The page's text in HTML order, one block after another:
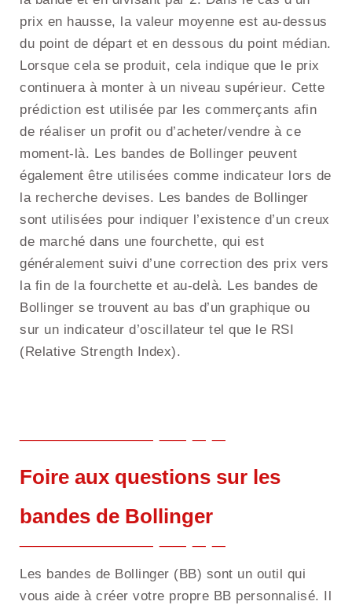
prix en hausse, la valeur moyenne est au-dessus
du point de départ et en dessous du point médian.
Lorsque cela se produit, cela indique que le prix
continuera à monter à un niveau supérieur. Cette
prédiction est utilisée par les commerçants afin
de réaliser un profit ou d’acheter/vendre à ce
moment-là. Les bandes de Bollinger peuvent
également être utilisées comme indicateur lors de
la recherche devises. Les bandes de Bollinger
sont utilisées pour indiquer l’existence d’un creux
de marché dans une fourchette, qui est
généralement suivi d’une correction des prix vers
la fin de la fourchette et au-delà. Les bandes de
Bollinger se trouvent au bas d’un graphique ou
sur un indicateur d’oscillateur tel que le RSI
(Relative Strength Index).
Foire aux questions sur les
bandes de Bollinger
Les bandes de Bollinger (BB) sont un outil qui
vous aide à créer votre propre BB personnalisé. Il